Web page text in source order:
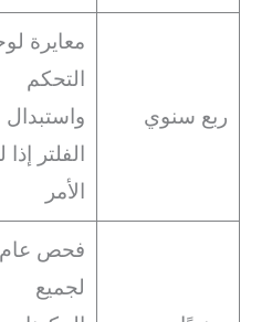
ربع سنوي
معايرة
التحكم
واستبدال
الفلتر إذا
الأمر
فحص عام
لجميع